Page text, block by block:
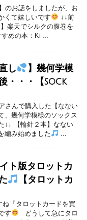
のお話をしましたが、お
くて嬉しいです
↓↓前
楽天でシルクの腹巻を
めの本：Ki ...
し
】幾何学模
・・・【sock
さんで購入した【なない
、幾何学模様のソックス
↓↓ 【輪針２本】なない
編み始めました
...
ト版タロットカ
【タロットカ
『タロットカードを買
す
どうして急にタロ